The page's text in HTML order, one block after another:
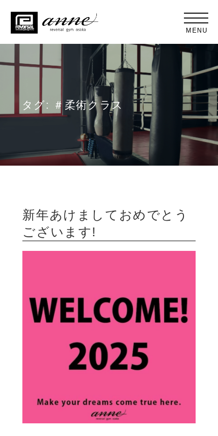
MENU
タグ: ＃柔術クラス
新年あけましておめでとう
ございます!